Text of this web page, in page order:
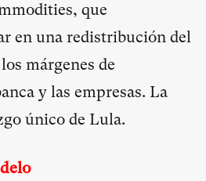
que
en una redistribución del
márgenes de
y las empresas. La
único de Lula.